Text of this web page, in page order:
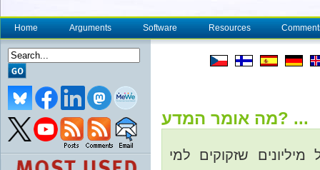
Home Arguments Software Resources
מה אומר המדע? ...
שזקוקים למי